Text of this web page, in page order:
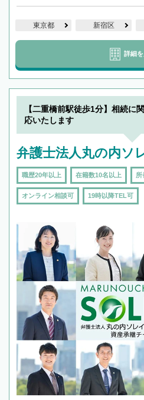
東京都 新宿区
詳細
【二重橋前駅徒歩1分】相続に
応いたします
弁護士法人丸の内ソ
職歴20年以上 在籍数10名以上 所
オンライン相談可 19時以降TEL可